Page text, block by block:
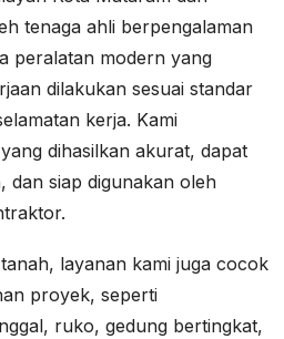
tenaga ahli berpengalaman
peralatan modern yang
dilakukan sesuai standar
kerja. Kami
dihasilkan akurat, dapat
dan siap digunakan oleh
layanan kami juga cocok
proyek, seperti
ruko, gedung bertingkat,